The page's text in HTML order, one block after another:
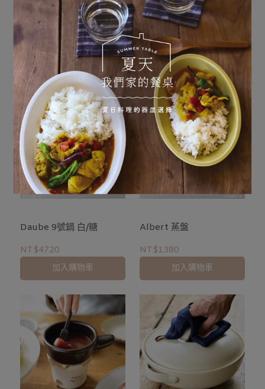
人氣推薦款
Marengo 6號鍋 焦糖/米
褐
NT$2360
加入購物車
Navarin 6號深鍋 白/黑
NT$2470
加入購物車
Daube 9號鍋 白/糖
NT$4720
加入購物車
Albert 蒸盤
NT$1380
加入購物車